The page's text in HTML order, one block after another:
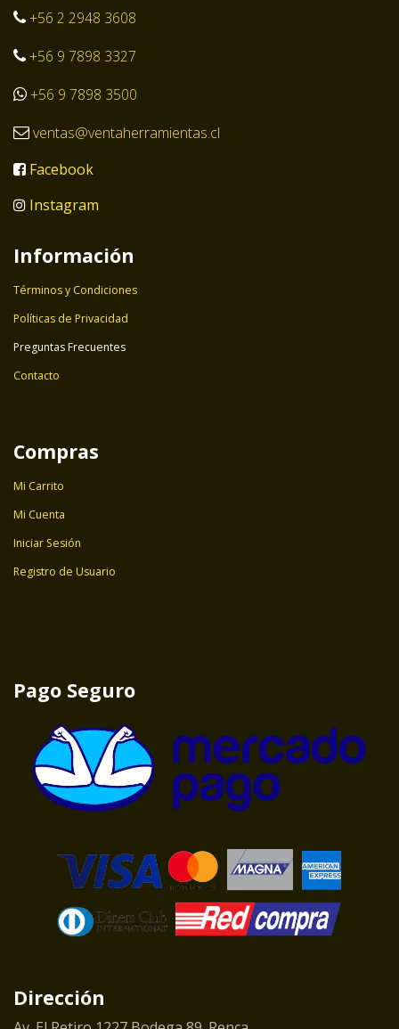
+56 2 2948 3608
+56 9 7898 3327
+56 9 7898 3500
ventas@ventaherramientas.cl
Facebook
Instagram
Información
Términos y Condiciones
Políticas de Privacidad
Preguntas Frecuentes
Contacto
Compras
Mi Carrito
Mi Cuenta
Iniciar Sesión
Registro de Usuario
Pago Seguro
Dirección